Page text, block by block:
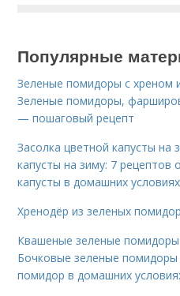
Популярные
Зеленые помидоры с хреном
Зеленые помидоры,
— пошаговый рецепт
Засолка цветной капусты на
капусты на зиму: 7 рецептов
капусты в домашних условиях
Хренодёр из зеленых
Квашеные зеленые
Бочковые зеленые помидоры
помидор в домашних